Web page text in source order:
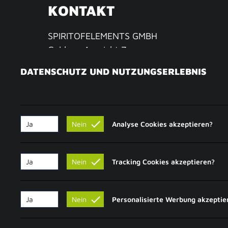
KONTAKT
SPIRITOFELEMENTS GMBH
Goldene Aussicht 7
GERMANY
Fax: +49 37383 68762
EMail:support@carversparadise.com
SERVICE
Versandkosten
Widerrufsrecht
DATENSCHUTZ UND NUTZUNGSERLEBNIS
Ja Nein Analyse Cookies akzeptieren?
Ja Nein Tracking Cookies akzeptieren?
Ja Nein Personalisierte Werbung